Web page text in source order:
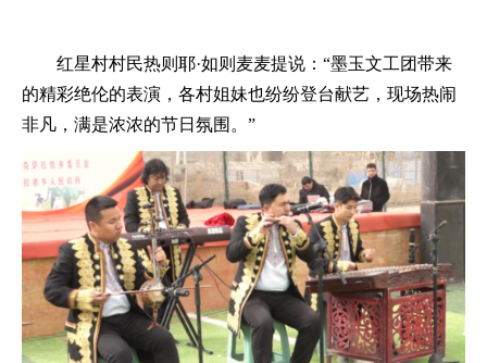
红星村村民热则耶·如则麦麦提说：“墨玉文工团带来
的精彩绝伦的表演，各村姐妹也纷纷登台献艺，现场热闹
非凡，满是浓浓的节日氛围。”